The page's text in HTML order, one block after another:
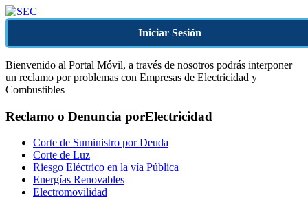
Iniciar Sesión
Bienvenido al Portal Móvil, a través de nosotros podrás interponer
un reclamo por problemas con Empresas de Electricidad y
Combustibles
Reclamo o Denuncia porElectricidad
Corte de Suministro por Deuda
Corte de Luz
Riesgo Eléctrico en la vía Pública
Energías Renovables
Electromovilidad